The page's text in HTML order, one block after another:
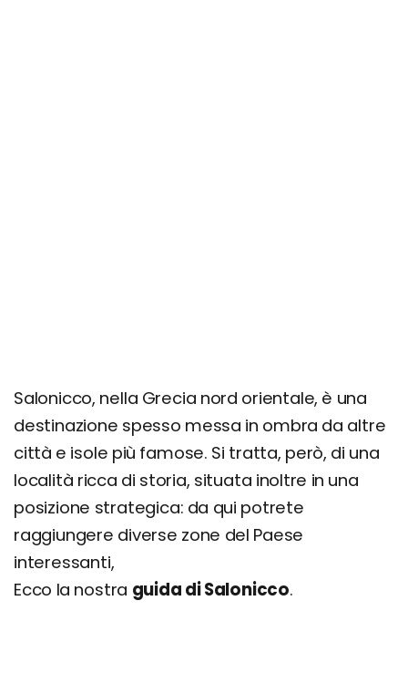
consigli utili
Salonicco, nella Grecia nord orientale, è una
destinazione spesso messa in ombra da altre
città e isole più famose. Si tratta, però, di una
località ricca di storia, situata inoltre in una
posizione strategica: da qui potrete
raggiungere diverse zone del Paese
interessanti,
Ecco la nostra guida di Salonicco.